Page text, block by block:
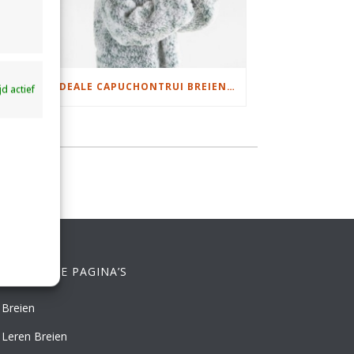
actief
DAMESJAS BREIEN VAN HEERLIJK ZACHT GAREN IDEALE CAPUCHONTRUI BREIEN VOOR THUIS OP DE BANK
PAGINA’S
Breien
Leren Breien